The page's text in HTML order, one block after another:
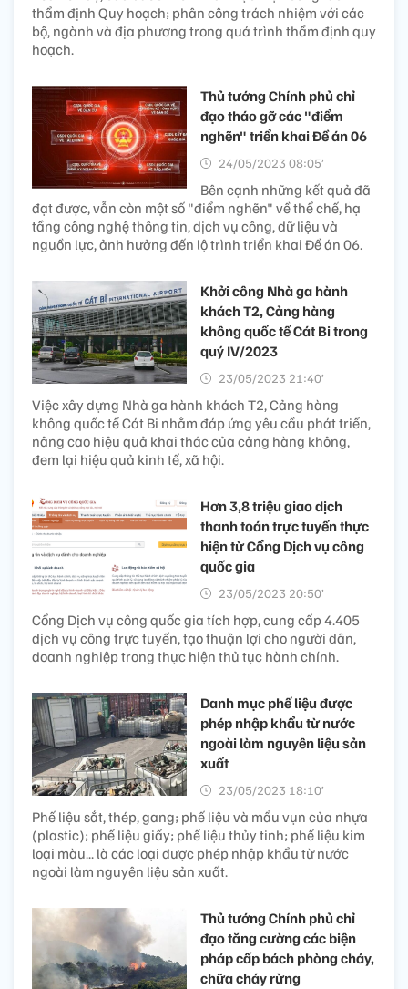
thẩm định Quy hoạch; phân công trách nhiệm với các
bộ, ngành và địa phương trong quá trình thẩm định quy
hoạch.
Thủ tướng Chính phủ chỉ
đạo tháo gỡ các "điểm
nghẽn" triển khai Đề án 06
24/05/2023 08:05’
Bên cạnh những kết quả đã
đạt được, vẫn còn một số "điểm nghẽn" về thể chế, hạ
tầng công nghệ thông tin, dịch vụ công, dữ liệu và
nguồn lực, ảnh hưởng đến lộ trình triển khai Đề án 06.
Khởi công Nhà ga hành
khách T2, Cảng hàng
không quốc tế Cát Bi trong
quý IV/2023
23/05/2023 21:40’
Việc xây dựng Nhà ga hành khách T2, Cảng hàng
không quốc tế Cát Bi nhằm đáp ứng yêu cầu phát triển,
nâng cao hiệu quả khai thác của cảng hàng không,
đem lại hiệu quả kinh tế, xã hội.
Hơn 3,8 triệu giao dịch
thanh toán trực tuyến thực
hiện từ Cổng Dịch vụ công
quốc gia
23/05/2023 20:50’
Cổng Dịch vụ công quốc gia tích hợp, cung cấp 4.405
dịch vụ công trực tuyến, tạo thuận lợi cho người dân,
doanh nghiệp trong thực hiện thủ tục hành chính.
Danh mục phế liệu được
phép nhập khẩu từ nước
ngoài làm nguyên liệu sản
xuất
23/05/2023 18:10’
Phế liệu sắt, thép, gang; phế liệu và mẩu vụn của nhựa
(plastic); phế liệu giấy; phế liệu thủy tinh; phế liệu kim
loại màu... là các loại được phép nhập khẩu từ nước
ngoài làm nguyên liệu sản xuất.
Thủ tướng Chính phủ chỉ
đạo tăng cường các biện
pháp cấp bách phòng cháy,
chữa cháy rừng